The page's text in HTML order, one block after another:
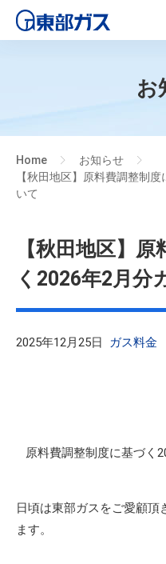
お
Home お知らせ
【秋田地区】原料費調整制
いて
【秋田地区】
く2026年2月分
2025年12月25日 ガス料金
原料費調整制度に基づく
日頃は東部ガスをご愛顧頂
ます。